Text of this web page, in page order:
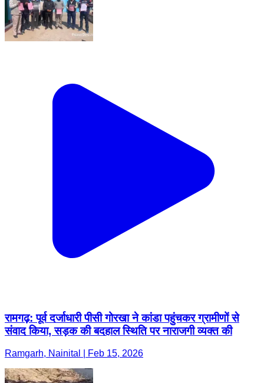
रामगढ़: पूर्व दर्जाधारी पीसी गोरखा ने कांडा पहुंचकर ग्रामीणों से
संवाद किया, सड़क की बदहाल स्थिति पर नाराजगी व्यक्त की
Ramgarh, Nainital | Feb 15, 2026